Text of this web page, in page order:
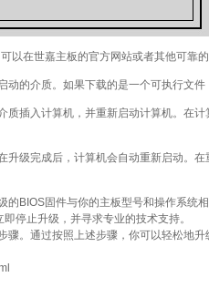
以在世嘉主板的官方网站或者其他可靠
的介质。如果下载的是一个可执行文
质插入计算机，并重新启动计算机。在
级完成后，计算机会自动重新启动。
BIOS固件与你的主板型号和操作系
停止升级，并寻求专业的技术支持。
骤。通过按照上述步骤，你可以轻松地